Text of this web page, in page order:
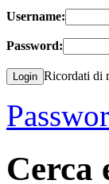
Username:
Password:
Ricordati di
Cerca